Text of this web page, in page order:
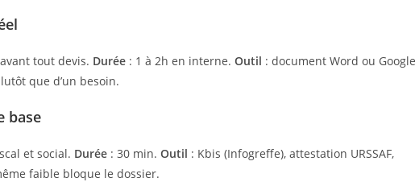
tout devis. Durée : 1 à 2h en interne. Outil : document Word ou Google
que d’un besoin.
base
et social. Durée : 30 min. Outil : Kbis (Infogreffe), attestation URSSAF,
faible bloque le dossier.